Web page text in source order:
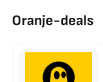
Oranje-deals